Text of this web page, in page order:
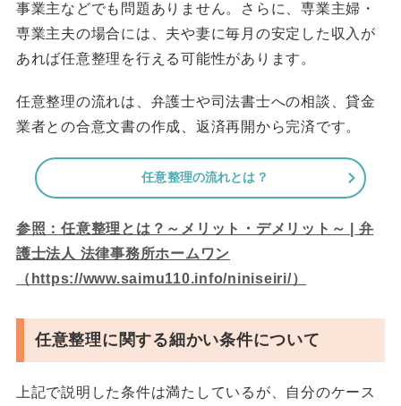
事業主などでも問題ありません。さらに、専業主婦・
専業主夫の場合には、夫や妻に毎月の安定した収入が
あれば任意整理を行える可能性があります。
任意整理の流れは、弁護士や司法書士への相談、貸金
業者との合意文書の作成、返済再開から完済です。
任意整理の流れとは？
参照：任意整理とは？～メリット・デメリット～ | 弁
護士法人 法律事務所ホームワン
（https://www.saimu110.info/niniseiri/）
任意整理に関する細かい条件について
上記で説明した条件は満たしているが、自分のケース